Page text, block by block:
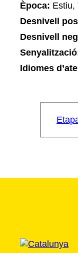
Època: Estiu,
Desnivell
Desnivell
Idiomes